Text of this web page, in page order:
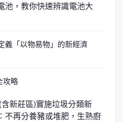
，教你快速辨識電池大
「以物易物」的新經濟
攻略
新莊區)實施垃圾分類新
不再分養豬或堆肥，生熟廚